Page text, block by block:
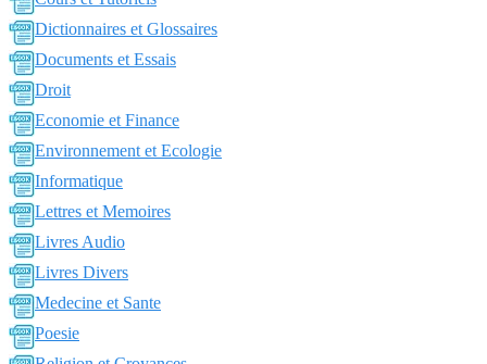
Dictionnaires et Glossaires
Documents et Essais
Droit
Economie et Finance
Environnement et Ecologie
Informatique
Lettres et Memoires
Livres Audio
Livres Divers
Medecine et Sante
Poesie